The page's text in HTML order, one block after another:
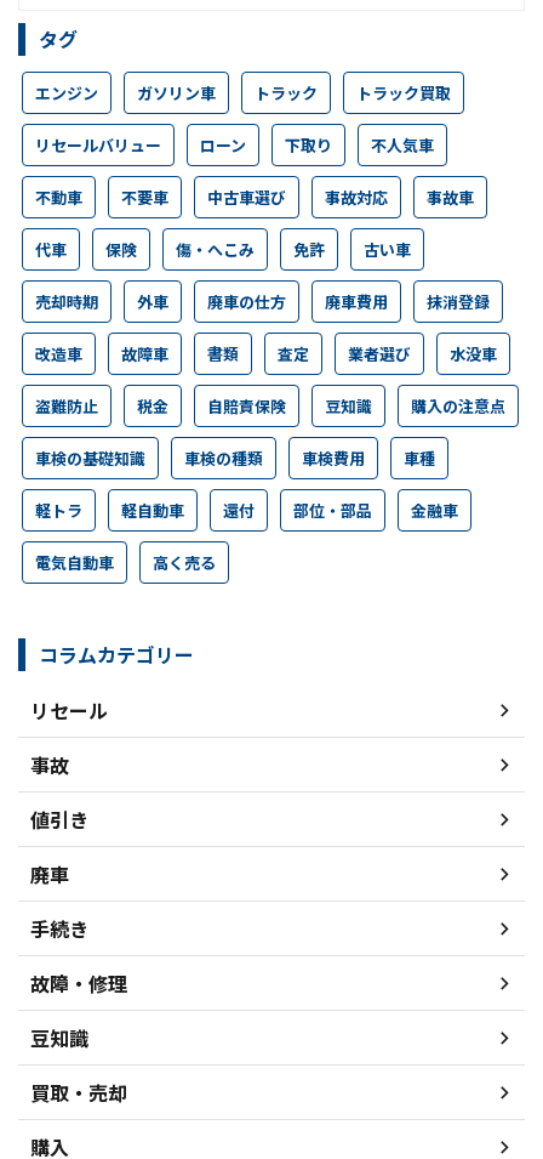
タグ
エンジン ガソリン車 トラック トラック買取
リセールバリュー ローン 下取り 不人気車
不動車 不要車 中古車選び 事故対応 事故車
代車 保険 傷・へこみ 免許 古い車
売却時期 外車 廃車の仕方 廃車費用 抹消登録
改造車 故障車 書類 査定 業者選び 水没車
盗難防止 税金 自賠責保険 豆知識 購入の注意点
車検の基礎知識 車検の種類 車検費用 車種
軽トラ 軽自動車 還付 部位・部品 金融車
電気自動車 高く売る
コラムカテゴリー
リセール
事故
値引き
廃車
手続き
故障・修理
豆知識
買取・売却
購入